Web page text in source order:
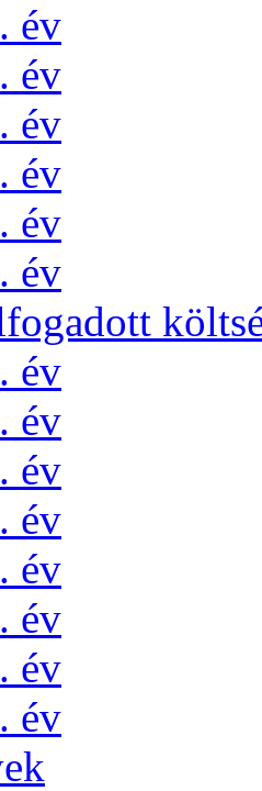
év
év
év
év
év
év
év
év
év
év
év
év
év
év